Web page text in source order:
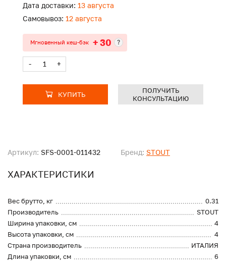
Артикул: SFS-0001-011432 Бренд: STOUT
ХАРАКТЕРИСТИКИ
Вес брутто, кг
0.31
Производитель
STOUT
Ширина упаковки, см
4
Высота упаковки, см
4
Страна производитель
ИТАЛИЯ
Длина упаковки, см
6
Дата доставки: 13 августа
Самовывоз: 12 августа
Мгновенный кеш-бэк + 30 ?
- +
КУПИТЬ
ПОЛУЧИТЬ
КОНСУЛЬТАЦИЮ